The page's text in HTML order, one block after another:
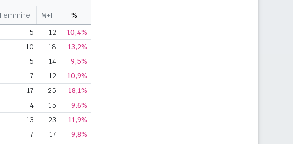
Femmine M+F
%
5 12
10,4%
10 18
13,2%
5 14
9,5%
7 12
10,9%
17 25
18,1%
4 15
9,6%
13 23
11,9%
7 17
9,8%